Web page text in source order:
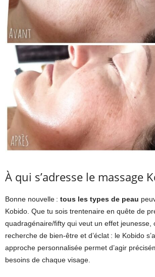
À qui s’adresse le massage
Bonne nouvelle : tous les types de peau
Kobido. Que tu sois trentenaire en quête de
quadragénaire/fifty qui veut un effet jeunesse,
recherche de bien-être et d’éclat : le Kobido
approche personnalisée permet d’agir
besoins de chaque visage.